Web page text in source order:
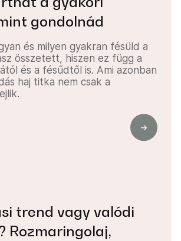
gondolnád
és milyen gyakran fésüld a
összetett, hiszen ez függ a
és a fésűdtől is. Ami azonban
haj titka nem csak a
trend vagy valódi
Rozmaringolaj,